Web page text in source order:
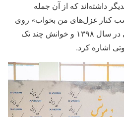
داشته‌اند که از آن جمله
کنار غزل‌های من بخواب» روی
اشعار مرحوم افشین یداللهی در سال ۱۳۹۸ و خوانش چند تک
اشاره کرد.